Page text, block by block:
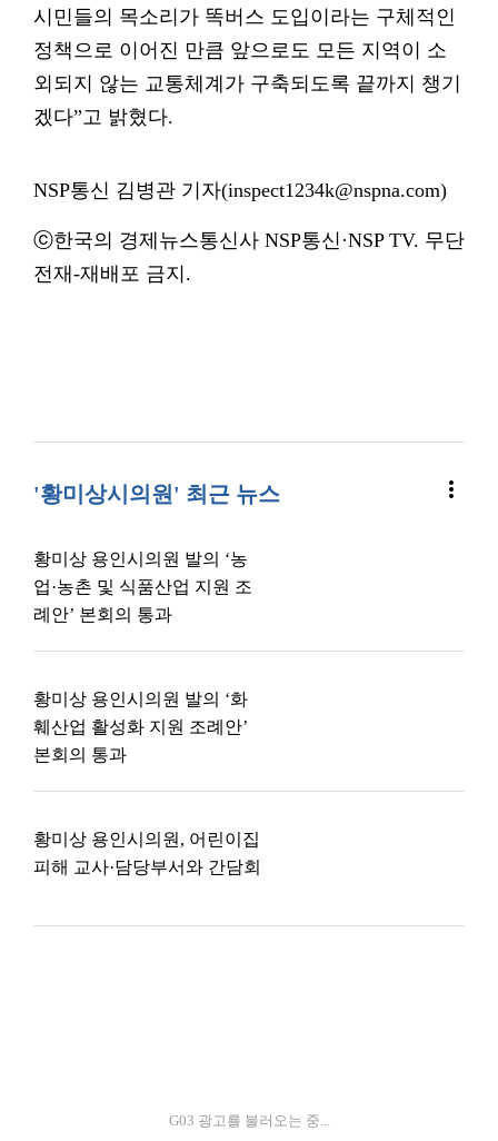
시민들의 목소리가 똑버스 도입이라는 구체적인
정책으로 이어진 만큼 앞으로도 모든 지역이 소
외되지 않는 교통체계가 구축되도록 끝까지 챙기
겠다”고 밝혔다.
NSP통신 김병관 기자(inspect1234k@nspna.com)
ⓒ한국의 경제뉴스통신사 NSP통신·NSP TV. 무단
전재-재배포 금지.
'황미상시의원' 최근 뉴스 more_vert
황미상 용인시의원 발의 ‘농
업·농촌 및 식품산업 지원 조
례안’ 본회의 통과
황미상 용인시의원 발의 ‘화
훼산업 활성화 지원 조례안’
본회의 통과
황미상 용인시의원, 어린이집
피해 교사·담당부서와 간담회
G03 광고를 불러오는 중...